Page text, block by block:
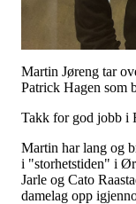
Martin Jøreng tar
Patrick Hagen som
Takk for god jobb i
Martin har lang og
i "storhetstiden" i
Jarle og Cato
damelag opp